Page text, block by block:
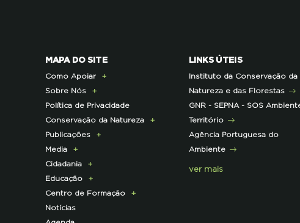
MAPA DO SITE
Como Apoiar
Doe Hoje
Consignação do IRS
Torne-se Associado
Pagamento Quotas
Parcerias Exclusivas aos
Associados
Parcerias de Apoio à LPN
Sobre Nós
Apresentação
História
Institucional
Membros da Direção
Nacional
Corpo Técnico
Infraestruturas
Contactos e Localização
Política de Privacidade
Conservação da Natureza
Programa Lince
Programa Castro Verde
Sustentável
Programa Florestas
Projetos cofinanciados
pela UE
Publicações
E-News
Centro de Documentação
Media
Comunicado de imprensa
Clipping
Press Kit
Cidadania
Campanhas
ECOs-Locais
Dicas úteis
Educação
Área dos Professores
Recursos Pedagógicos
Centro de Formação
Formação Certificada
Notícias
LINKS ÚTEIS
Instituto da Conservação da
Natureza e das Florestas
GNR - SEPNA - SOS
Território
Agência Portuguesa do
Ambiente
ver mais